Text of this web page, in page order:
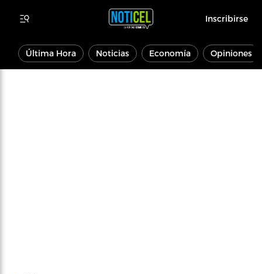
Inscribirse
Última Hora Noticias Economía Opiniones